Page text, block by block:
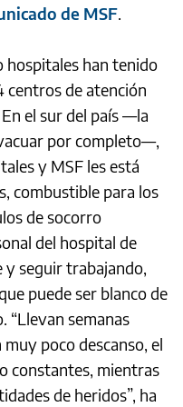
de MSF.
hospitales han tenido
centros de atención
el sur del país —la
por completo—,
y MSF les está
combustible para los
de socorro
del hospital de
y seguir trabajando,
puede ser blanco de
“Llevan semanas
poco descanso, el
constantes, mientras
de heridos”, ha